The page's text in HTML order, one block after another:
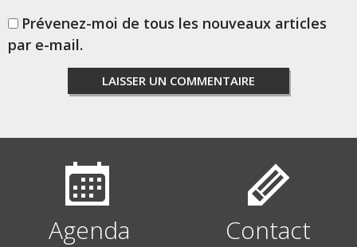
Prévenez-moi de tous les nouveaux articles
par e-mail.
Agenda Contact